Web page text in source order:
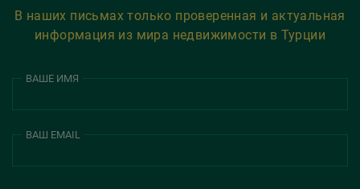
В наших письмах только проверенная и актуальная
информация из мира недвижимости в Турции
ВАШЕ ИМЯ
ВАШ EMAIL